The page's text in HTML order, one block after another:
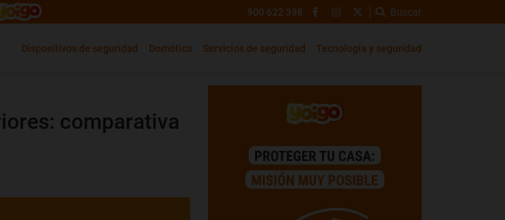
900 622 398 Buscar
Dispositivos de seguridad Domótica Servicios de seguridad Tecnología y seguridad
comparativa